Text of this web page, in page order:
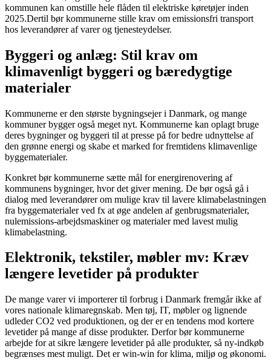
kommunen kan omstille hele flåden til elektriske køretøjer inden
2025.Dertil bør kommunerne stille krav om emissionsfri transport
hos leverandører af varer og tjenesteydelser.
Byggeri og anlæg: Stil krav om
klimavenligt byggeri og bæredygtige
materialer
Kommunerne er den største bygningsejer i Danmark, og mange
kommuner bygger også meget nyt. Kommunerne kan oplagt bruge
deres bygninger og byggeri til at presse på for bedre udnyttelse af
den grønne energi og skabe et marked for fremtidens klimavenlige
byggematerialer.
Konkret bør kommunerne sætte mål for energirenovering af
kommunens bygninger, hvor det giver mening. De bør også gå i
dialog med leverandører om mulige krav til lavere klimabelastningen
fra byggematerialer ved fx at øge andelen af genbrugsmaterialer,
nulemissions-arbejdsmaskiner og materialer med lavest mulig
klimabelastning.
Elektronik, tekstiler, møbler mv: Kræv
længere levetider på produkter
De mange varer vi importerer til forbrug i Danmark fremgår ikke af
vores nationale klimaregnskab. Men tøj, IT, møbler og lignende
udleder CO2 ved produktionen, og der er en tendens mod kortere
levetider på mange af disse produkter. Derfor bør kommunerne
arbejde for at sikre længere levetider på alle produkter, så ny-indkøb
begrænses mest muligt. Det er win-win for klima, miljø og økonomi.